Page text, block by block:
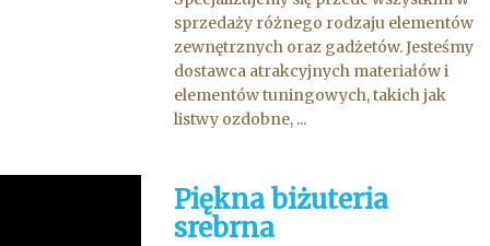
sprzedaży różnego rodzaju elementów
zewnętrznych oraz gadżetów. Jesteśmy
dostawca atrakcyjnych materiałów i
elementów tuningowych, takich jak
listwy ozdobne, ...
Piękna biżuteria
srebrna